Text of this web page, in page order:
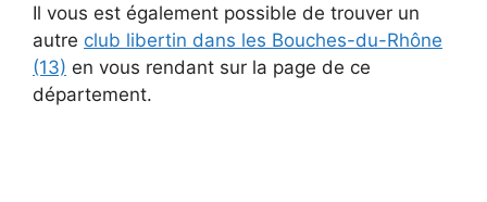
Il vous est également possible de trouver un
autre club libertin dans les Bouches-du-Rhône
(13) en vous rendant sur la page de ce
département.